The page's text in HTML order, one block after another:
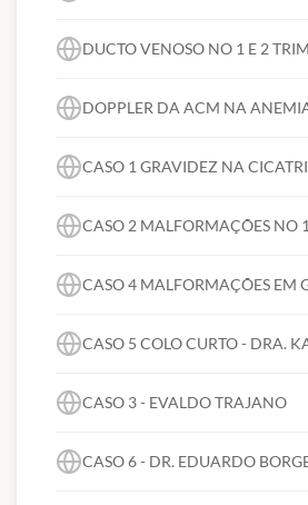
de ilustres professores
Ultrassonografia brasileira no
100 nacionais. Estamos
Dr. Adilson Ferreira
Diretor Científico da SBUS
Diretor Científico do Congresso
DUCTO VENOSO NO 1 E 2
DOPPLER DA ACM NA
CASO 1 GRAVIDEZ NA
CASO 2 MALFORMAÇÕES NO
CASO 4 MALFORMAÇÕES EM
CASO 5 COLO CURTO - DRA.
CASO 3 - EVALDO TRAJANO
CASO 6 - DR. EDUARDO